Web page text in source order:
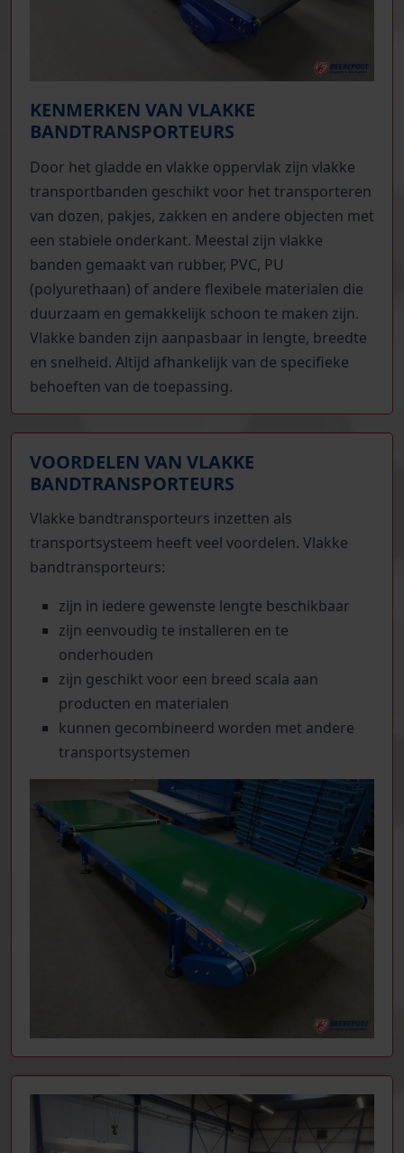
KENMERKEN VAN VLAKKE
BANDTRANSPORTEURS
Door het gladde en vlakke oppervlak zijn vlakke
transportbanden geschikt voor het transporteren
van dozen, pakjes, zakken en andere objecten met
een stabiele onderkant. Meestal zijn vlakke
banden gemaakt van rubber, PVC, PU
(polyurethaan) of andere flexibele materialen die
duurzaam en gemakkelijk schoon te maken zijn.
Vlakke banden zijn aanpasbaar in lengte, breedte
en snelheid. Altijd afhankelijk van de specifieke
behoeften van de toepassing.
VOORDELEN VAN VLAKKE
BANDTRANSPORTEURS
Vlakke bandtransporteurs inzetten als
transportsysteem heeft veel voordelen. Vlakke
bandtransporteurs:
zijn in iedere gewenste lengte beschikbaar
zijn eenvoudig te installeren en te
onderhouden
zijn geschikt voor een breed scala aan
producten en materialen
kunnen gecombineerd worden met andere
transportsystemen